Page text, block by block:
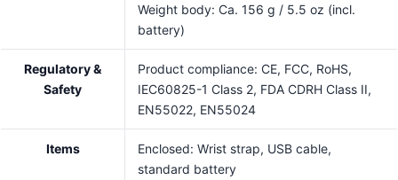
Weight body: Ca. 156 g / 5.5 oz (incl.
battery)
Regulatory &
Safety
Product compliance: CE, FCC, RoHS,
IEC60825-1 Class 2, FDA CDRH Class II,
EN55022, EN55024
Items
Enclosed: Wrist strap, USB cable,
standard battery